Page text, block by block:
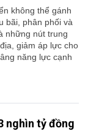
không thể gánh
bãi, phân phối và
những nút trung
giảm áp lực cho
năng lực cạnh
nghìn tỷ đồng